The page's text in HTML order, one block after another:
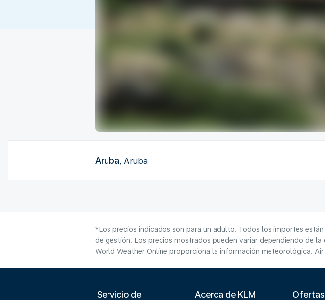
Aruba, Aruba
*Los precios indicados son para un adulto. Todos los importes
de gestión. Los precios mostrados pueden variar dependiendo de
World Weather Online proporciona la información meteorológica.
Servicio de
Acerca de KLM Ofertas